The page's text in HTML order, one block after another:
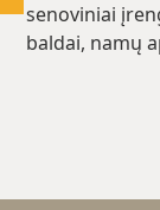
senoviniai
baldai, namų